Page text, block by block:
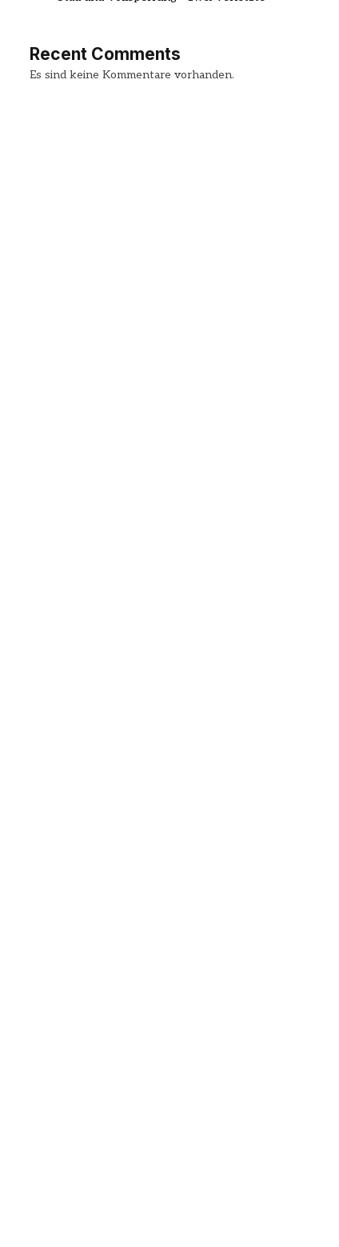
Recent Comments
Es sind keine Kommentare vorhanden.